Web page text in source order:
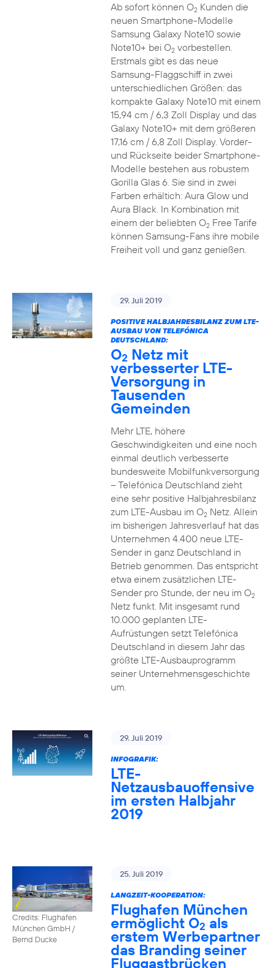
Ab sofort können O2Kunden die
neuen Smartphone-Modelle
Samsung Galaxy Note10 sowie
Note10+ bei O2vorbestellen.
Erstmals gibt es das neue
Samsung-Flaggschiff in zwei
unterschiedlichen Größen: das
kompakte Galaxy Note10 mit einem
15,94 cm / 6,3 Zoll Display und das
Galaxy Note10+ mit dem größeren
17,16 cm / 6,8 Zoll Display. Vorder-
und Rückseite beider Smartphone-
Modelle bestehen aus robustem
Gorilla Glas 6. Sie sind in zwei
Farben erhältich: Aura Glow und
Aura Black. In Kombination mit
einem der beliebten O2Free Tarife
können Samsung-Fans ihre mobile
Freiheit voll und ganz genießen.
29. Juli 2019
POSITIVE HALBJAHRESBILANZ ZUM LTE-
AUSBAU VON TELEFÓNICA
DEUTSCHLAND:
O2 Netz mit
verbesserter LTE-
Versorgung in
Tausenden
Gemeinden
Mehr LTE, höhere
Geschwindigkeiten und eine noch
einmal deutlich verbesserte
bundesweite Mobilfunkversorgung
– Telefónica Deutschland zieht
eine sehr positive Halbjahresbilanz
zum LTE-Ausbau im O2Netz. Allein
im bisherigen Jahresverlauf hat das
Unternehmen 4.400 neue LTE-
Sender in ganz Deutschland in
Betrieb genommen. Das entspricht
etwa einem zusätzlichen LTE-
Sender pro Stunde, der neu im O2
Netz funkt. Mit insgesamt rund
10.000 geplanten LTE-
Aufrüstungen setzt Telefónica
Deutschland in diesem Jahr das
größte LTE-Ausbauprogramm
seiner Unternehmensgeschichte
um.
29. Juli 2019
INFOGRAFIK:
LTE-
Netzausbauoffensive
im ersten Halbjahr
2019
Credits: Flughafen
München GmbH /
Bernd Ducke
25. Juli 2019
LANGZEIT-KOOPERATION:
Flughafen München
ermöglicht O2 als
erstem Werbepartner
das Branding seiner
Fluggastbrücken